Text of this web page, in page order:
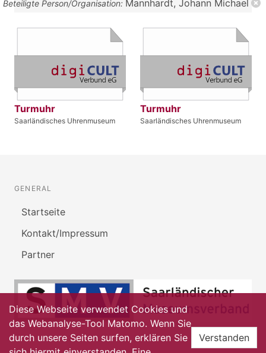
Beteiligte Person/Organisation: Mannhardt, Johann Michael
Turmuhr
Saarländisches Uhrenmuseum
Turmuhr
Saarländisches Uhrenmuseum
GENERAL
Startseite
Kontakt/Impressum
Partner
Diese Webseite verwendet Cookies und
das Webanalyse-Tool Matomo. Wenn Sie
durch unsere Seiten surfen, erklären Sie
Verstanden